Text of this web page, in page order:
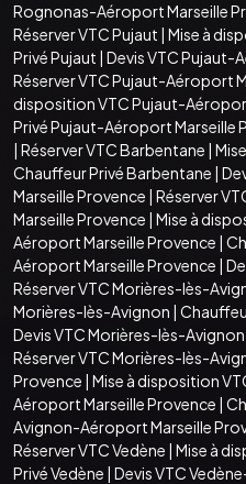
Rognonas-Aéroport Marseille
Réserver VTC Pujaut | Mise à
Privé Pujaut | Devis VTC Pujaut-
Réserver VTC Pujaut-Aéroport
disposition VTC Pujaut-
Privé Pujaut-Aéroport Marseille
| Réserver VTC Barbentane |
Chauffeur Privé Barbentane |
Marseille Provence | Réserver
Marseille Provence | Mise à
Aéroport Marseille Provence |
Aéroport Marseille Provence |
Réserver VTC Morières-lès-
Morières-lès-Avignon |
Devis VTC Morières-lès-
Réserver VTC Morières-lès-
Provence | Mise à disposition
Aéroport Marseille Provence |
Avignon-Aéroport Marseille
Réserver VTC Vedène | Mise à
Privé Vedène | Devis VTC